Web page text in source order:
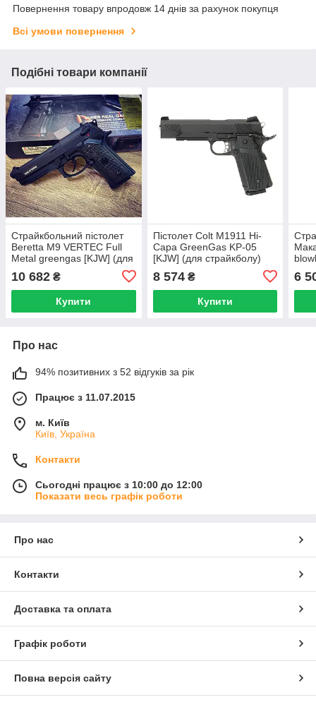
Повернення товару впродовж 14 днів за рахунок покупця
Всі умови повернення
Подібні товари компанії
Страйкбольний пістолет
Beretta M9 VERTEC Full
Metal greengas [KJW] (для
10 682 ₴
Купити
Пістолет Colt M1911 Hi-
Capa GreenGas KP-05
[KJW] (для страйкболу)
8 574₴
Купити
6
Про нас
94% позитивних з 52 відгуків за рік
Працює з 11.07.2015
м. Київ
Київ, Україна
Контакти
Сьогодні працює з 10:00 до 12:00
Показати весь графік роботи
Про нас
Контакти
Доставка та оплата
Графік роботи
Повна версія сайту